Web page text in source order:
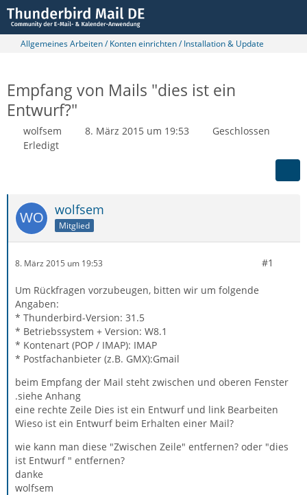
Allgemeines Arbeiten / Konten einrichten / Installation & Update
Empfang von Mails "dies ist ein
Entwurf?"
wolfsem 8. März 2015 um 19:53
Geschlossen
Erledigt
wolfsem
Mitglied
8. März 2015 um 19:53 #1
Um Rückfragen vorzubeugen, bitten wir um folgende
Angaben:
* Thunderbird-Version: 31.5
* Betriebssystem + Version: W8.1
* Kontenart (POP / IMAP): IMAP
* Postfachanbieter (z.B. GMX):Gmail
beim Empfang der Mail steht zwischen und oberen Fenster
.siehe Anhang
eine rechte Zeile Dies ist ein Entwurf und link Bearbeiten
Wieso ist ein Entwurf beim Erhalten einer Mail?
wie kann man diese "Zwischen Zeile" entfernen? oder "dies
ist Entwurf " entfernen?
danke
wolfsem